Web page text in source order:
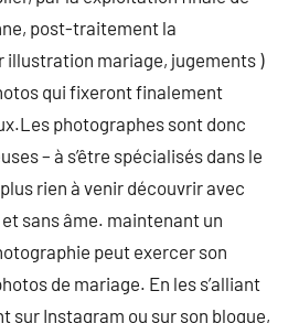
post-traitement la
illustration mariage, jugements )
qui fixeront finalement
photographes sont donc
– à s’être spécialisés dans le
rien à venir découvrir avec
sans âme. maintenant un
peut exercer son
de mariage. En les s’alliant
sur Instagram ou sur son blogue,